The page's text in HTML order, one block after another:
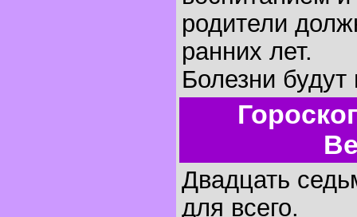
родители
ранних лет.
Болезни
Двадцать
для всего.